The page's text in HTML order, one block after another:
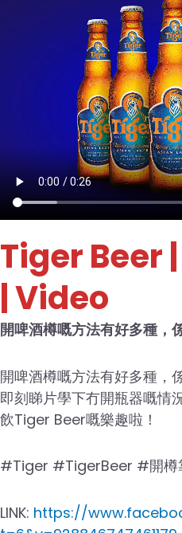
Tiger Beer
| Video
開啤酒樽嘅方法有好多種，
開啤酒樽嘅方法有好多種，
即刻睇片學下冇開瓶器嘅情
飲Tiger Beer嘅樂趣啦！
#Tiger #TigerBeer #開樽
LINK: https://